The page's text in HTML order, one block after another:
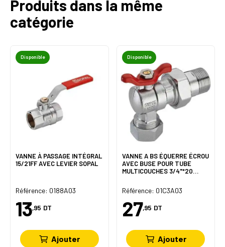
Produits dans la même
catégorie
Disponible
VANNE À PASSAGE INTÉGRAL
15/21FF AVEC LEVIER SOPAL
Référence: 0188A03
13,95 DT
Ajouter
Disponible
VANNE A BS ÉQUERRE ÉCROU
AVEC BUSE POUR TUBE
MULTICOUCHES 3/4"*20
Référence: 01C3A03
27,95 DT
Ajouter